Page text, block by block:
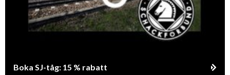
Boka SJ-tåg: 15 % rabatt